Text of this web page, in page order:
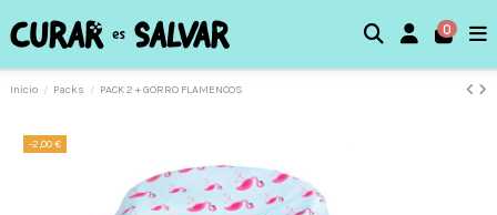
0
Inicio Packs PACK 2 + GORRO FLAMENCOS
-2,00 €